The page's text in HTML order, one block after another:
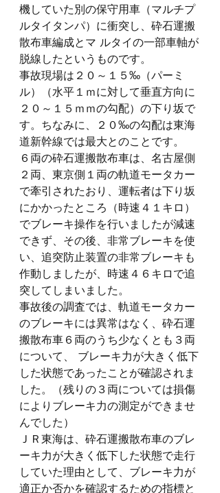
機していた別の保守用車（マルチプ
ルタイタンパ）に衝突し、砕石運搬
散布車編成とマ ルタイの一部車軸が
脱線したというものです。
事故現場は２０～１５‰（パーミ
ル）（水平１ｍに対して垂直方向に
２０～１５ｍｍの勾配）の下り坂で
す。ちなみに、２０‰の勾配は東海
道新幹線では最大とのことです。
６両の砕石運搬散布車は、名古屋側
２両、東京側１両の軌道モータカー
で牽引されたおり、運転者は下り坂
にかかったところ（時速４１キロ）
でブレーキ操作を行いましたが減速
できず、その後、非常ブレーキを使
い、追突防止装置の非常ブレーキも
作動しましたが、時速４６キロで追
突してしまいました。
事故後の調査では、軌道モータカー
のブレーキには異常はなく、砕石運
搬散布車６両のうち少なくとも３両
について、 ブレーキ力が大きく低下
した状態であったことが確認されま
した。（残りの３両については損傷
によりブレーキ力の測定ができませ
んでした）
ＪＲ東海は、砕石運搬散布車のブレ
ーキ力が大きく低下した状態で走行
していた理由として、ブレーキ力が
適正か否かを確認するための指標と